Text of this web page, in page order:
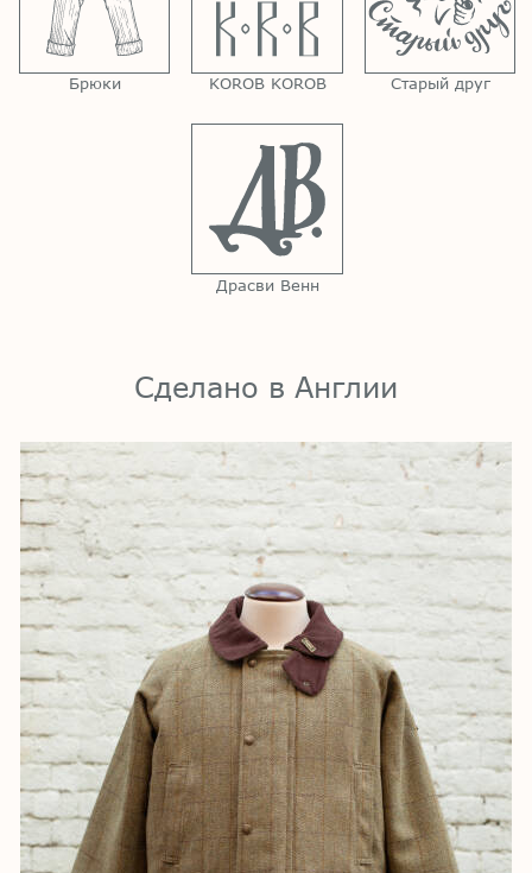
Брюки KOROB KOROB Старый друг
Драсви Венн
Сделано в Англии